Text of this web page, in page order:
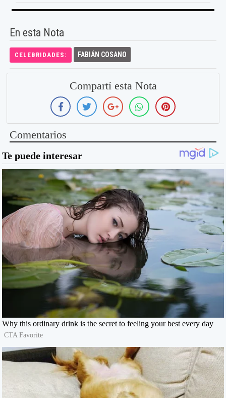
En esta Nota
CELEBRIDADES: FABIÁN COSANO
Compartí esta Nota
Comentarios